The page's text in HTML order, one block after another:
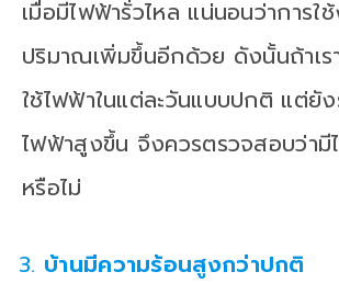
เมื่อมีไฟฟ้ารั่วไหล แน่นอนว่าการใ
ปริมาณเพิ่มขึ้นอีกด้วย ดังนั้นถ้าเร
ใช้ไฟฟ้าในแต่ละวันแบบปกติ แต่ยั
ไฟฟ้าสูงขึ้น จึงควรตรวจสอบว่ามี
หรือไม่
บ้านมีความร้อนสูงกว่าปกติ